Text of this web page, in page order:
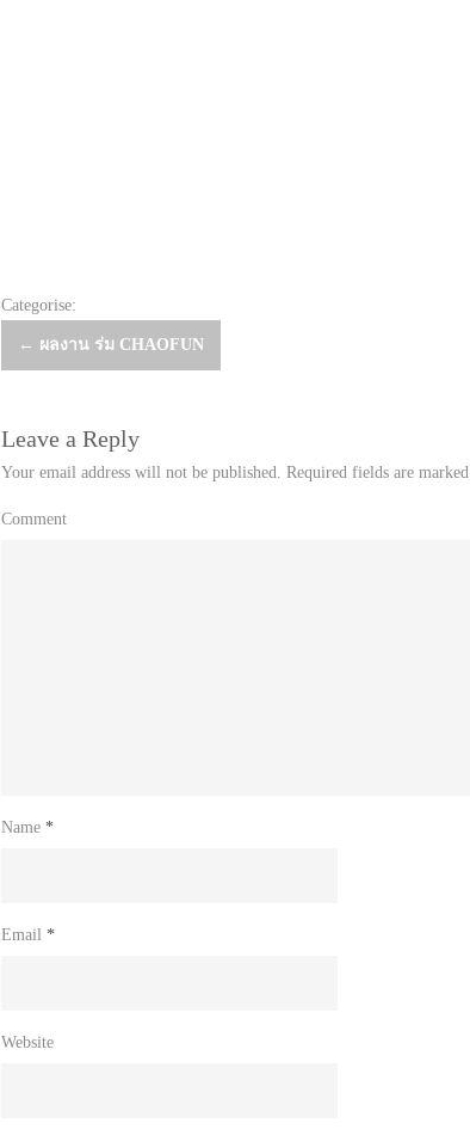
Categorise:
Post
← ผลงาน ร่ม CHAOFUN
Leave a Reply
Your email address will not be published. Required fields are marked
Comment
Name *
Email *
Website